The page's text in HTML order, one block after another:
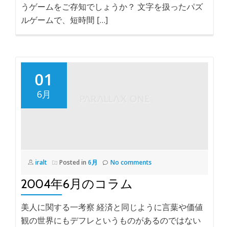
うゲームをご存知でしょうか？ 文字を扱ったパズ
ルゲームで、短時間 […]
01
6月
iralt Posted in 6月 No comments
2004年6月のコラム
美人に関する一考察 経済と同じように言葉や価値
観の世界にもデフレというものがあるのではない